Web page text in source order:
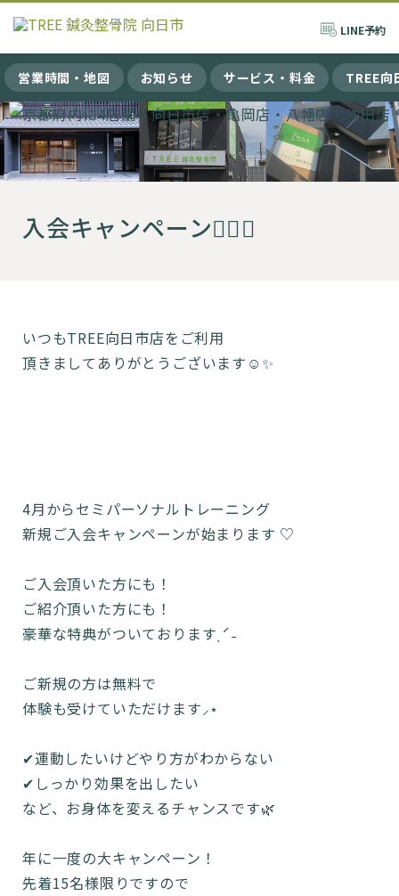
LINE予約
営業時間・地図 お知らせ サービス・料金 TREE向
入会キャンペーン🏋️‍♀️✨
いつもTREE向日市店をご利用
頂きましてありがとうございます☺️✨
4月からセミパーソナルトレーニング
新規ご入会キャンペーンが始まります ♡
ご入会頂いた方にも！
ご紹介頂いた方にも！
豪華な特典がついておりますˎˊ˗
ご新規の方は無料で
体験も受けていただけます⸝⋆
✔︎運動したいけどやり方がわからない
✔︎しっかり効果を出したい
など、お身体を変えるチャンスです🌿
年に一度の大キャンペーン！
先着15名様限りですので